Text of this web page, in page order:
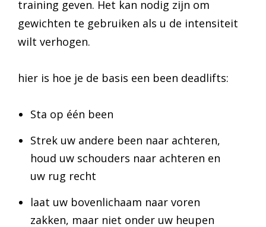
training geven. Het kan nodig zijn om
gewichten te gebruiken als u de intensiteit
wilt verhogen.
hier is hoe je de basis een been deadlifts:
Sta op één been
Strek uw andere been naar achteren,
houd uw schouders naar achteren en
uw rug recht
laat uw bovenlichaam naar voren
zakken, maar niet onder uw heupen